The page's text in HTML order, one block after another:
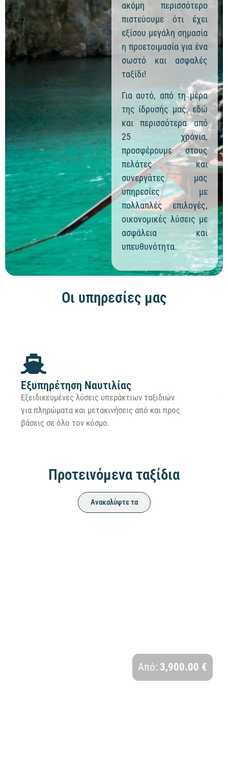
ακόμη περισσότερο
πιστεύουμε ότι έχει
εξίσου μεγάλη σημασία
η προετοιμασία για ένα
σωστό και ασφαλές
ταξίδι!
Για αυτό, από τη μέρα
της ίδρυσής μας, εδώ
και περισσότερα από
25 χρόνια,
προσφέρουμε στους
πελάτες και
συνεργάτες μας
υπηρεσίες με
πολλαπλές επιλογές,
οικονομικές λύσεις με
ασφάλεια και
υπευθυνότητα.
Οι υπηρεσίες μας
Εξυπηρέτηση Ναυτιλίας
Εξειδικευμένες λύσεις υπεράκτιων ταξιδιών
για πληρώματα και μετακινήσεις από και προς
βάσεις σε όλο τον κόσμο.
Προτεινόμενα ταξίδια
Ανακαλύψτε τα
Από: 3,900.00 €